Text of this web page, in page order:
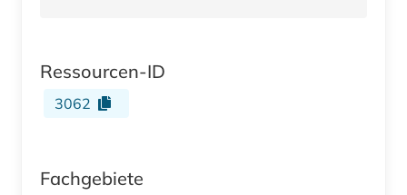
Ressourcen-ID
3062
Fachgebiete